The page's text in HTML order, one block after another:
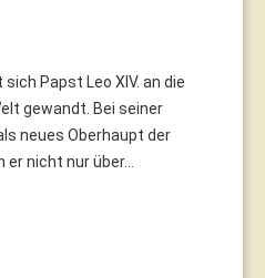
Papst Leo XIV. an die
gewandt. Bei seiner
neues Oberhaupt der
nicht nur über...